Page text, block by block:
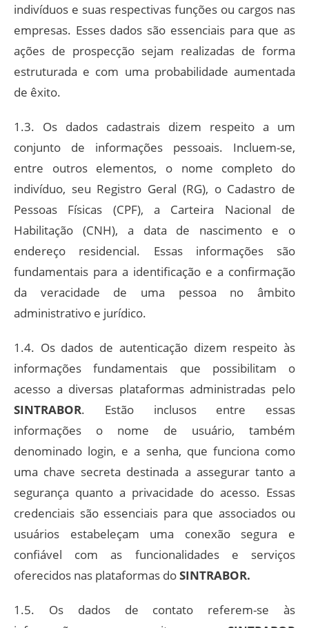
indivíduos e suas respectivas funções ou cargos nas
empresas. Esses dados são essenciais para que as
ações de prospecção sejam realizadas de forma
estruturada e com uma probabilidade aumentada
de êxito.
1.3. Os dados cadastrais dizem respeito a um
conjunto de informações pessoais. Incluem-se,
entre outros elementos, o nome completo do
indivíduo, seu Registro Geral (RG), o Cadastro de
Pessoas Físicas (CPF), a Carteira Nacional de
Habilitação (CNH), a data de nascimento e o
endereço residencial. Essas informações são
fundamentais para a identificação e a confirmação
da veracidade de uma pessoa no âmbito
administrativo e jurídico.
1.4. Os dados de autenticação dizem respeito às
informações fundamentais que possibilitam o
acesso a diversas plataformas administradas pelo
SINTRABOR. Estão inclusos entre essas
informações o nome de usuário, também
denominado login, e a senha, que funciona como
uma chave secreta destinada a assegurar tanto a
segurança quanto a privacidade do acesso. Essas
credenciais são essenciais para que associados ou
usuários estabeleçam uma conexão segura e
confiável com as funcionalidades e serviços
oferecidos nas plataformas doSINTRABOR.
1.5. Os dados de contato referem-se às